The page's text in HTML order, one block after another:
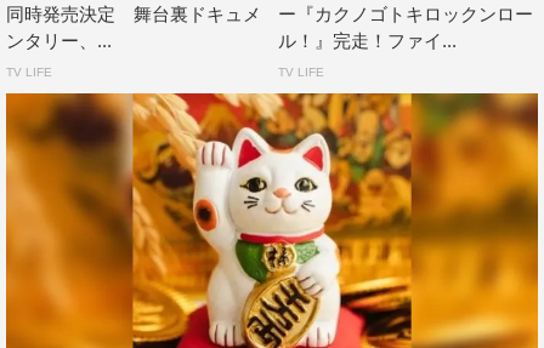
同時発売決定 舞台裏ドキュメ
ンタリー、...
TV LIFE
ー『カクノゴトキロックンロー
ル！』完走！ファイ...
TV LIFE